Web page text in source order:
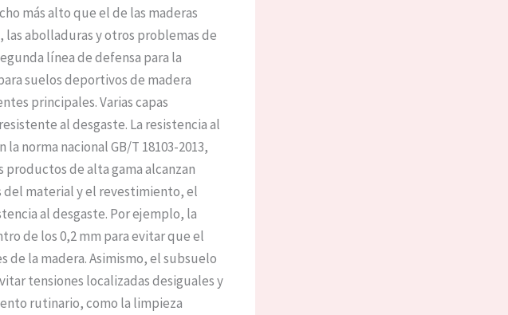
más alto que el de las maderas
abolladuras y otros problemas de
línea de defensa para la
suelos deportivos de madera
principales. Varias capas
al desgaste. La resistencia al
norma nacional GB/T 18103-2013,
productos de alta gama alcanzan
del material y el revestimiento, el
al desgaste. Por ejemplo, la
de los 0,2 mm para evitar que el
de la madera. Asimismo, el subsuelo
tensiones localizadas desiguales y
rutinario, como la limpieza